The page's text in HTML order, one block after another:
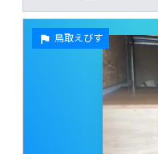
鳥取えびす